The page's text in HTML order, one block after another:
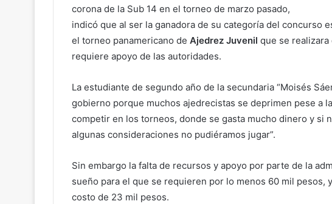
corona de la Sub 14 en el torneo de marzo pasado,
indicó que al ser la ganadora de su categoría del concurso
el torneo panamericano de Ajedrez Juvenil que se realizara
requiere apoyo de las autoridades.
La estudiante de segundo año de la secundaria “Moisés
gobierno porque muchos ajedrecistas se deprimen pese a
competir en los torneos, donde se gasta mucho dinero y si
algunas consideraciones no pudiéramos jugar”.
Sin embargo la falta de recursos y apoyo por parte de la
sueño para el que se requieren por lo menos 60 mil pesos,
costo de 23 mil pesos.